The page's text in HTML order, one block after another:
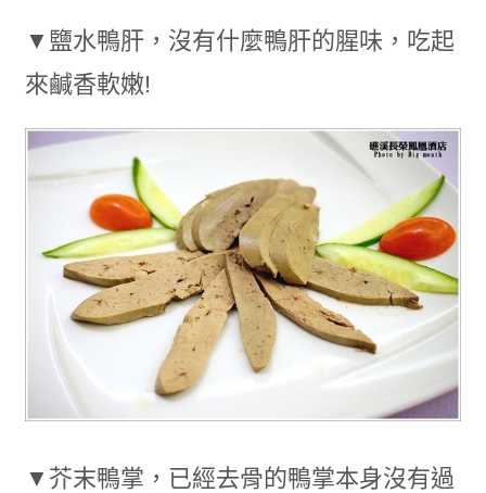
▼鹽水鴨肝，沒有什麼鴨肝的腥味，吃起
來鹹香軟嫩!
▼芥末鴨掌，已經去骨的鴨掌本身沒有過